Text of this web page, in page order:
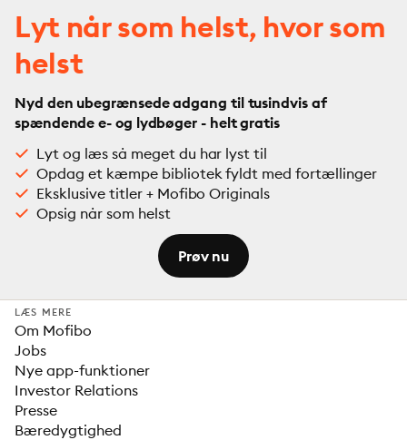
Lyt når som helst, hvor som
helst
Nyd den ubegrænsede adgang til tusindvis af
spændende e- og lydbøger - helt gratis
Lyt og læs så meget du har lyst til
Opdag et kæmpe bibliotek fyldt med fortællinger
Eksklusive titler + Mofibo Originals
Opsig når som helst
Prøv nu
LÆS MERE
Om Mofibo
Jobs
Nye app-funktioner
Investor Relations
Presse
Bæredygtighed